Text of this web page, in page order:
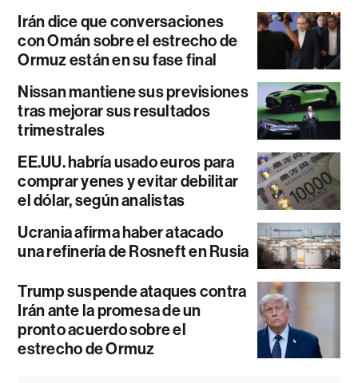
Irán dice que conversaciones
con Omán sobre el estrecho de
Ormuz están en su fase final
Nissan mantiene sus previsiones
tras mejorar sus resultados
trimestrales
EE.UU. habría usado euros para
comprar yenes y evitar debilitar
el dólar, según analistas
Ucrania afirma haber atacado
una refinería de Rosneft en Rusia
Trump suspende ataques contra
Irán ante la promesa de un
pronto acuerdo sobre el
estrecho de Ormuz